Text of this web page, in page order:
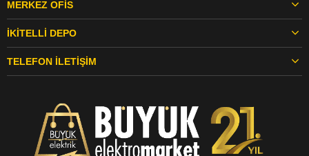
MERKEZ OFIS
İKITELLI DEPO
TELEFON İLETIŞIM